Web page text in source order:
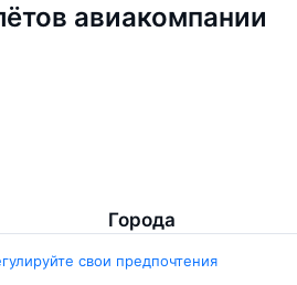
авиакомпании
Города
Минск
свои предпочтения